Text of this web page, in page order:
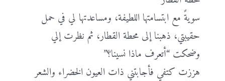
سويةً مع ابتسامتها اللطيفة، ومساعدتها لي في حمل
حقيبتي، ذهبنا إلى محطة القطار، ثم نظرت إلي
وضحكت “أتعرف ماذا نسينا؟”
هززت كتفي فأجابتني ذات العيون الخضراء والشعر